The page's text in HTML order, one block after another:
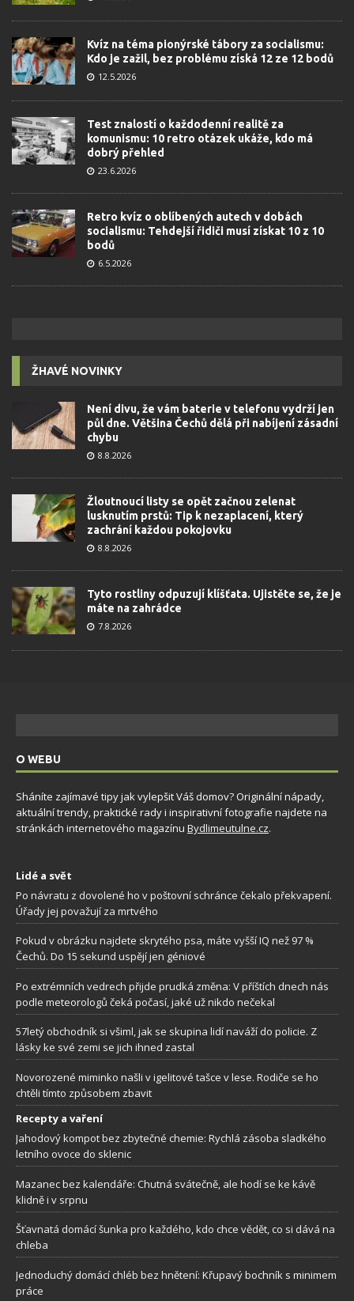
Kvíz na téma pionýrské tábory za socialismu:
Kdo je zažil, bez problému získá 12 ze 12 bodů
12.5.2026
Test znalostí o každodenní realitě za
komunismu: 10 retro otázek ukáže, kdo má
dobrý přehled
23.6.2026
Retro kvíz o oblíbených autech v dobách
socialismu: Tehdejší řidiči musí získat 10 z 10
bodů
6.5.2026
ŽHAVÉ NOVINKY
Není divu, že vám baterie v telefonu vydrží jen
půl dne. Většina Čechů dělá při nabíjení zásadní
chybu
8.8.2026
Žloutnoucí listy se opět začnou zelenat
lusknutím prstů: Tip k nezaplacení, který
zachrání každou pokojovku
8.8.2026
Tyto rostliny odpuzují klíšťata. Ujistěte se, že je
máte na zahrádce
7.8.2026
O WEBU
Sháníte zajímavé tipy jak vylepšit Váš domov? Originální nápady,
aktuální trendy, praktické rady i inspirativní fotografie najdete na
stránkách internetového magazínu Bydlimeutulne.cz.
Lidé a svět
Po návratu z dovolené ho v poštovní schránce čekalo překvapení.
Úřady jej považují za mrtvého
Pokud v obrázku najdete skrytého psa, máte vyšší IQ než 97 %
Čechů. Do 15 sekund uspějí jen géniové
Po extrémních vedrech přijde prudká změna: V příštích dnech nás
podle meteorologů čeká počasí, jaké už nikdo nečekal
57letý obchodník si všiml, jak se skupina lidí naváží do policie. Z
lásky ke své zemi se jich ihned zastal
Novorozené miminko našli v igelitové tašce v lese. Rodiče se ho
chtěli tímto způsobem zbavit
Recepty a vaření
Jahodový kompot bez zbytečné chemie: Rychlá zásoba sladkého
letního ovoce do sklenic
Mazanec bez kalendáře: Chutná svátečně, ale hodí se ke kávě
klidně i v srpnu
Šťavnatá domácí šunka pro každého, kdo chce vědět, co si dává na
chleba
Jednoduchý domácí chléb bez hnětení: Křupavý bochník s minimem
práce